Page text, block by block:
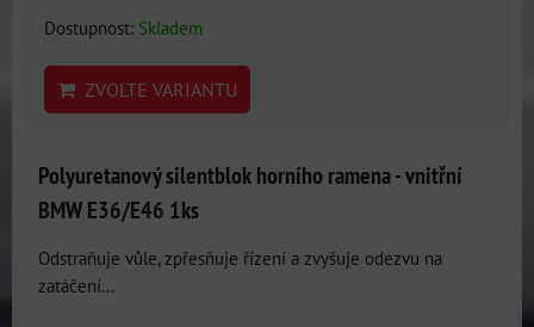
Dostupnost: Skladem
ZVOLTE VARIANTU
Polyuretanový silentblok horního ramena - vnitřní
BMW E36/E46 1ks
Odstraňuje vůle, zpřesňuje řízení a zvyšuje odezvu na
zatáčení...